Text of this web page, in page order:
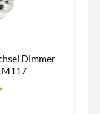
Dimmer